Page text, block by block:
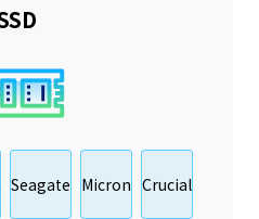
Seagate Micron Crucial